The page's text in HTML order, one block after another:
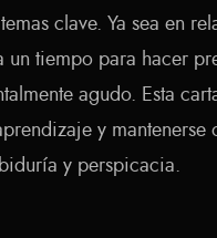
clave. Ya sea en
un tiempo para hacer
agudo. Esta
y mantenerse
y perspicacia.